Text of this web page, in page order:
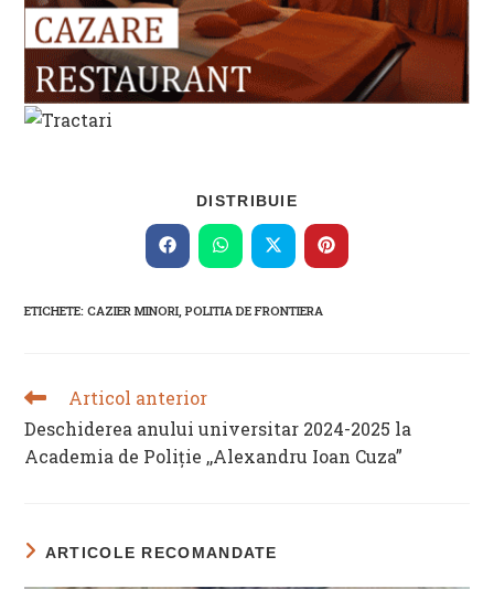
DISTRIBUIE
THIS
CONTENT
Opens
in
window
Opens
in
window
Opens
in
window
Opens
in
ETICHETE:CAZIER MINORI, POLITIA DE FRONTIERA
READ
ARTICLES
Articol anterior
Deschiderea anului universitar 2024-2025 la
Academia de Poliție ,,Alexandru Ioan Cuza”
ARTICOLE RECOMANDATE